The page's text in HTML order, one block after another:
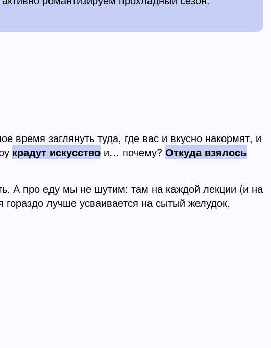
время заглянуть туда, где вас и вкусно накормят, и
крадут искусство и… почему? Откуда взялось
А про еду мы не шутим: там на каждой лекции (и на
лучше усваивается на сытый желудок,